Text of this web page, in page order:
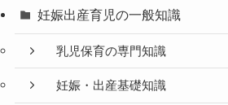
妊娠出産育児の一般知識
乳児保育の専門知識
妊娠・出産基礎知識